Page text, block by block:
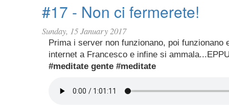
#17 - Non ci fermerete!
Sunday, 15 January 2017
Prima i server non funzionano, poi funzionano
internet a Francesco e infine si
#meditate gente #meditate